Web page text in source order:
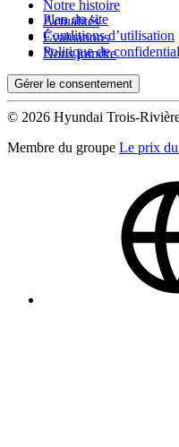
Notre histoire
Actualités
Évaluations
Nous joindre
Plan du site
Conditions d’utilisation
Politique de
Gérer le consentement
© 2026 Hyundai Trois-
Membre du groupe Le prix